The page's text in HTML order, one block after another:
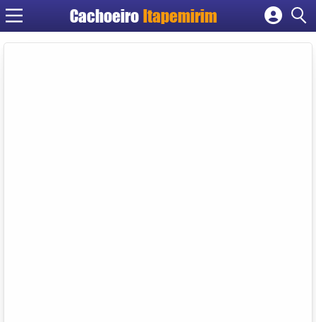
Cachoeiro Itapemirim
Cadastrar empresa